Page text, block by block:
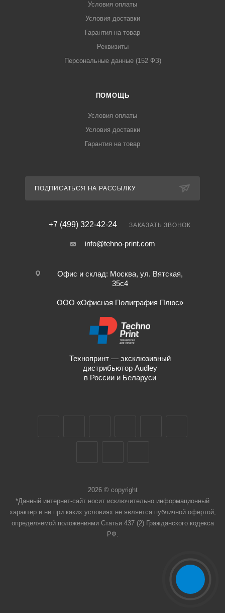
Условия оплаты
Условия доставки
Гарантия на товар
Реквизиты
Персональные данные (152 ФЗ)
ПОМОЩЬ
Условия оплаты
Условия доставки
Гарантия на товар
ПОДПИСАТЬСЯ НА РАССЫЛКУ
+7 (499) 322-42-24 ЗАКАЗАТЬ ЗВОНОК
info@tehno-print.com
Офис и склад: Москва, ул. Вятская,
35с4
ООО «Офисная Полиграфия Плюс»
Технопринт — эксклюзивный
дистрибьютор Audley
в России и Беларуси
2026 © copyright
*Данный интернет-сайт носит исключительно информационный
характер и ни при каких условиях не является публичной офертой,
определяемой положениями Статьи 437 (2) Гражданского кодекса
РФ.